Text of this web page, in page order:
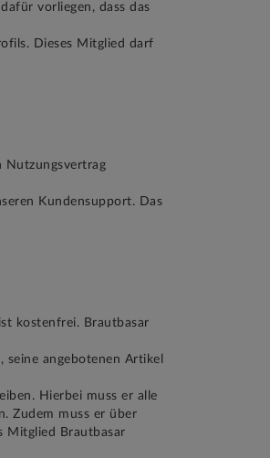
vorliegen, dass das
Dieses Mitglied darf
Nutzungsvertrag
Kundensupport. Das
kostenfrei. Brautbasar
angebotenen Artikel
Hierbei muss er alle
Zudem muss er über
Mitglied Brautbasar